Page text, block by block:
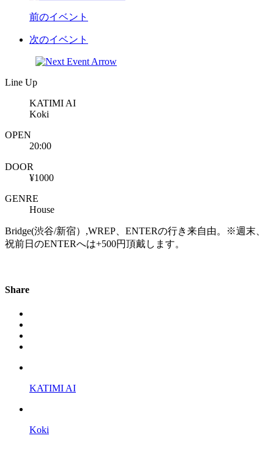
前のイベント
次のイベント
Line Up
KATIMI AI
Koki
OPEN
20:00
DOOR
¥1000
GENRE
House
Bridge(渋谷/新宿）,WREP、ENTERの行き来自由。※週末、
祝前日のENTERへは+500円頂戴します。
Share
KATIMI AI
Koki